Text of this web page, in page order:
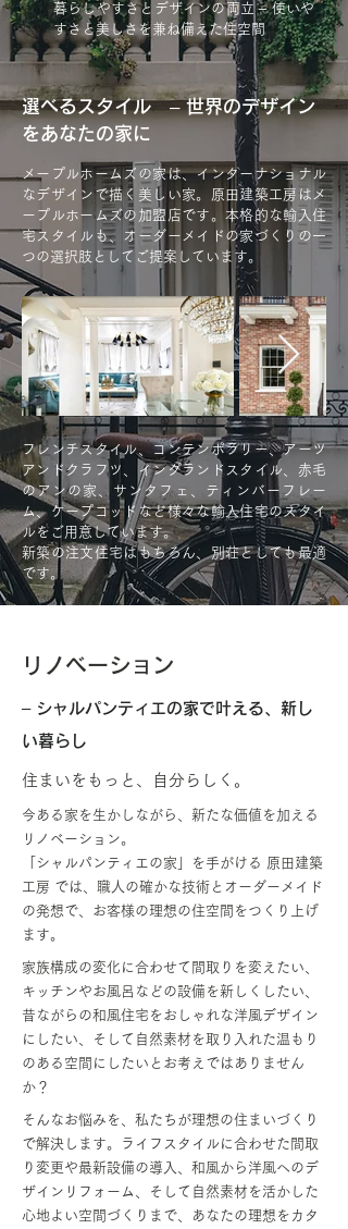
暮らしやすさとデザインの両立 – 使いや
すさと美しさを兼ね備えた住空間
選べるスタイル – 世界のデザイン
をあなたの家に
メープルホームズの家は、インターナショナル
なデザインで描く美しい家。原田建築工房はメ
ープルホームズの加盟店です。本格的な輸入住
宅スタイルも、オーダーメイドの家づくりの一
つの選択肢としてご提案しています。
フレンチスタイル、コンテンポラリー、アーツ
アンドクラフツ、イングランドスタイル、赤毛
のアンの家、サンタフェ、ティンバーフレー
ム、ケープコッドなど様々な輸入住宅のスタイ
ルをご用意しています。
新築の注文住宅はもちろん、別荘としても最適
です。
リノベーション
– シャルパンティエの家で叶える、新し
い暮らし
住まいをもっと、自分らしく。
今ある家を生かしながら、新たな価値を加える
リノベーション。
「シャルパンティエの家」を手がける 原田建築
工房 では、職人の確かな技術とオーダーメイド
の発想で、お客様の理想の住空間をつくり上げ
ます。
家族構成の変化に合わせて間取りを変えたい、
キッチンやお風呂などの設備を新しくしたい、
昔ながらの和風住宅をおしゃれな洋風デザイン
にしたい、そして自然素材を取り入れた温もり
のある空間にしたいとお考えではありません
か？
そんなお悩みを、私たちが理想の住まいづくり
で解決します。ライフスタイルに合わせた間取
り変更や最新設備の導入、和風から洋風へのデ
ザインリフォーム、そして自然素材を活かした
心地よい空間づくりまで、あなたの理想をカタ